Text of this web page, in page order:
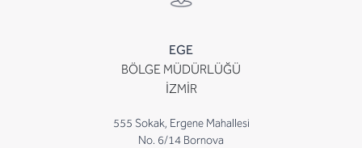
EGE
BÖLGE MÜDÜRLÜĞÜ
İZMİR
555 Sokak, Ergene Mahallesi
No. 6/14 Bornova